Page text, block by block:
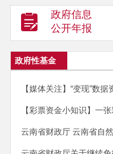
政府信息
公开年报
政府性基金